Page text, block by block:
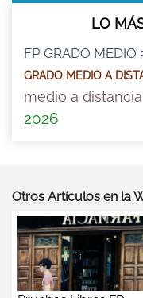
LO
FP GRADO MEDIO
GRADO MEDIO A
medio a
2026
Otros Artículos en la